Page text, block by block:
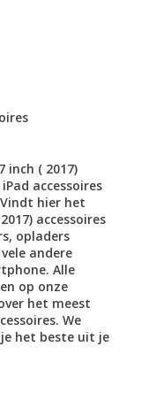
inch ( 2017)
accessoires
hier het
accessoires
opladers
andere
Alle
op onze
het meest
We
het beste uit je